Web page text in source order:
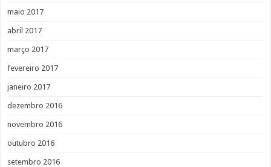
maio 2017
abril 2017
março 2017
fevereiro 2017
janeiro 2017
dezembro 2016
novembro 2016
outubro 2016
setembro 2016